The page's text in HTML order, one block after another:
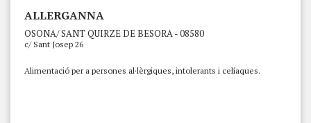
ALLERGANNA
OSONA/ SANT QUIRZE DE BESORA - 08580
c/ Sant Josep 26
Alimentació per a persones al·lèrgiques, intolerants i celíaques.